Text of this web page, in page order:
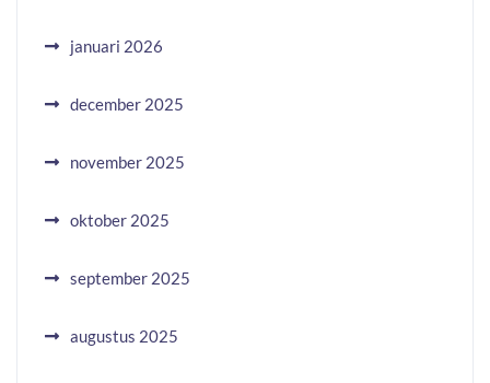
januari 2026
december 2025
november 2025
oktober 2025
september 2025
augustus 2025